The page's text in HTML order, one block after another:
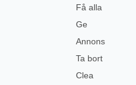
Få alla
Ge
Annons
Ta bort
Clea